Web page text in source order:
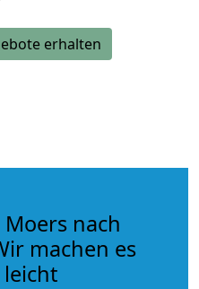
erhalten
nach
machen es